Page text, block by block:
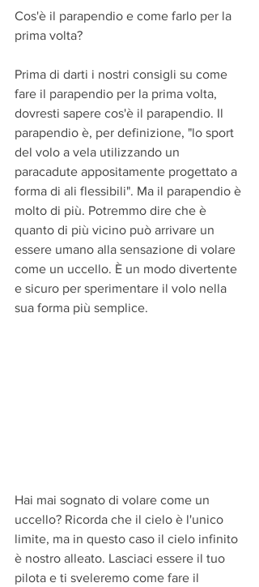
Cos'è il parapendio e come farlo per la
prima volta?
Prima di darti i nostri consigli su come
fare il parapendio per la prima volta,
dovresti sapere cos'è il parapendio. Il
parapendio è, per definizione, "lo sport
del volo a vela utilizzando un
paracadute appositamente progettato a
forma di ali flessibili". Ma il parapendio è
molto di più. Potremmo dire che è
quanto di più vicino può arrivare un
essere umano alla sensazione di volare
come un uccello. È un modo divertente
e sicuro per sperimentare il volo nella
sua forma più semplice.
Hai mai sognato di volare come un
uccello? Ricorda che il cielo è l'unico
limite, ma in questo caso il cielo infinito
è nostro alleato. Lasciaci essere il tuo
pilota e ti sveleremo come fare il